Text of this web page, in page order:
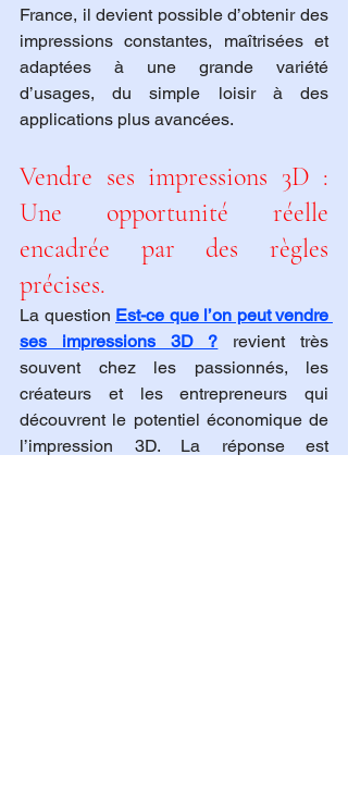
France, il devient possible d’obtenir des
impressions constantes, maîtrisées et
adaptées à une grande variété
d’usages, du simple loisir à des
applications plus avancées.
Vendre ses impressions 3D :
Une opportunité réelle
encadrée par des règles
précises.
La question Est-ce que l’on peut vendre
ses impressions 3D ? revient très
souvent chez les passionnés, les
créateurs et les entrepreneurs qui
découvrent le potentiel économique de
l’impression 3D. La réponse est